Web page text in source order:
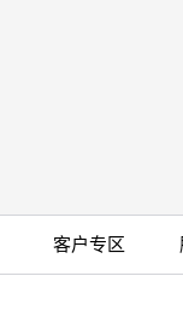
客户专区